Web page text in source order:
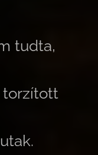
tudta,
torzított